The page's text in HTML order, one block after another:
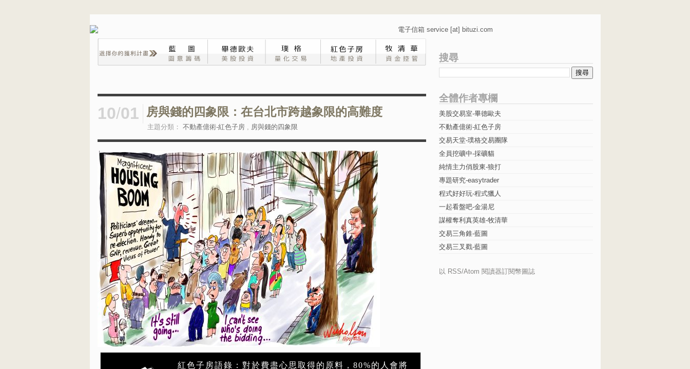
電子信箱 service [at] bituzi.com
10/01 房與錢的四象限：在台北市跨越象限的高難度
主題分類： 不動產億術-紅色子房, 房與錢的四象限
紅色子房語錄：對於費盡心思取得的原料，80%的人會將
搜尋
全體作者專欄
美股交易室-畢德歐夫
不動產億術-紅色子房
交易天堂-璞格交易團隊
全員挖礦中-採礦貓
純情主力俏股東-狼打
專題研究-easytrader
程式好好玩-程式獵人
一起看盤吧-金湯尼
謀權奪利真英雄-牧清華
交易三角錐-藍圖
交易三叉戳-藍圖
以 RSS/Atom 閱讀器訂閱幣圖誌